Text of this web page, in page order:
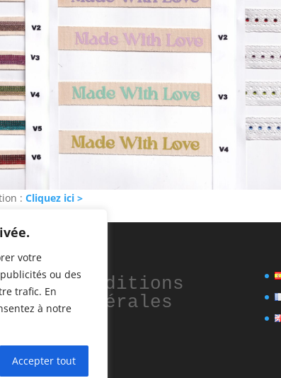
votre
ou des
trafic. En
à notre
Accepter tout
:Cliquez ici >
Conditions
Générales